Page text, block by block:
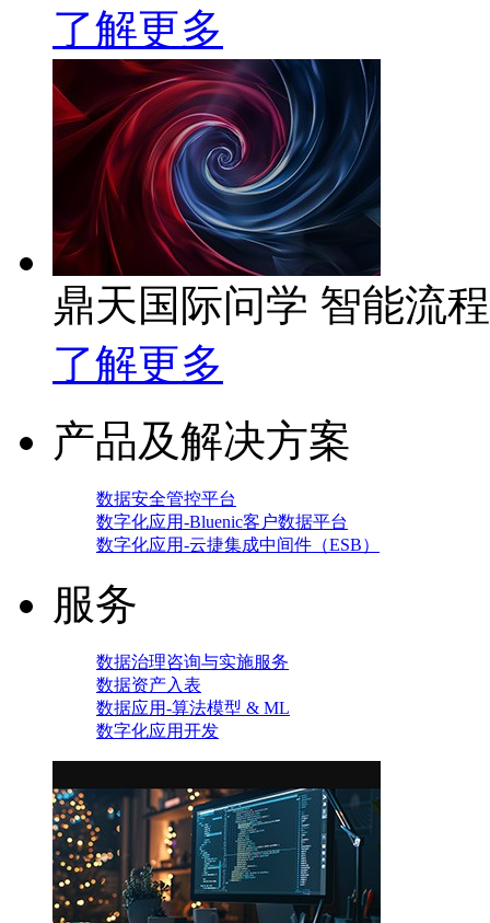
了解更多
鼎天国际问学 智能流
了解更多
产品及解决方案
数据安全管控平台
数字化应用-Bluenic客户数据平台
数字化应用-云捷集成中间件（ESB）
服务
数据治理咨询与实施服务
数据资产入表
数据应用-算法模型 & ML
数字化应用开发